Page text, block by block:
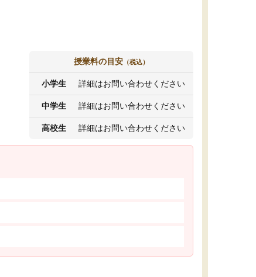
授業料の目安 （税込）
小学生 詳細はお問い合わせください
中学生 詳細はお問い合わせください
高校生 詳細はお問い合わせください